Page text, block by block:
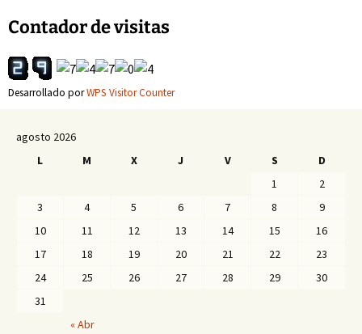
Contador de visitas
Desarrollado porWPS Visitor Counter
agosto 2026
L
M X J V S
D
1
2
3
4 5 6 7 8
9
10
11 12 13 14 15
16
17
18 19 20 21 22
23
24
25 26 27 28 29
30
31
« Abr